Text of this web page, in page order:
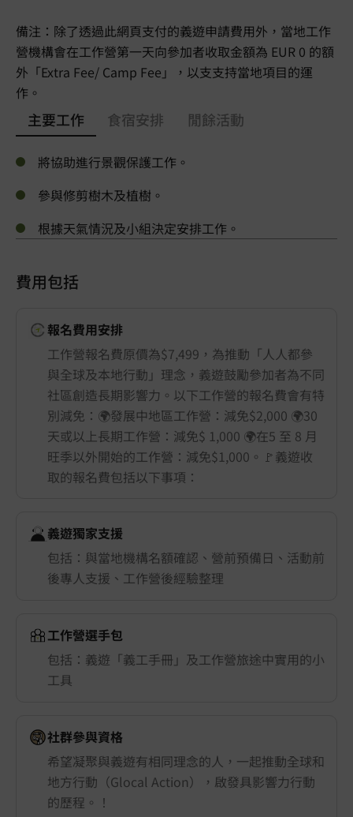
備注：除了透過此網頁支付的義遊申請費用外，當地工作
營機構會在工作營第一天向參加者收取金額為 EUR 0 的額
外「Extra Fee/ Camp Fee」，以支支持當地項目的運
作。
主要工作 食宿安排 閒餘活動
將協助進行景觀保護工作。
參與修剪樹木及植樹。
根據天氣情況及小組決定安排工作。
費用包括
報名費用安排
工作營報名費原價為$7,499，為推動「人人都參
與全球及本地行動」理念，義遊鼓勵參加者為不同
社區創造長期影響力。以下工作營的報名費會有特
別減免：🌍發展中地區工作營：減免$2,000 🌍30
天或以上長期工作營：減免$ 1,000 🌍在5 至 8 月
旺季以外開始的工作營：減免$1,000。🚩義遊收
取的報名費包括以下事項：
義遊獨家支援
包括：與當地機構名額確認、營前預備日、活動前
後專人支援、工作營後經驗整理
工作營選手包
包括：義遊「義工手冊」及工作營旅途中實用的小
工具
社群參與資格
希望凝聚與義遊有相同理念的人，一起推動全球和
地方行動（Glocal Action），啟發具影響力行動
的歷程。！